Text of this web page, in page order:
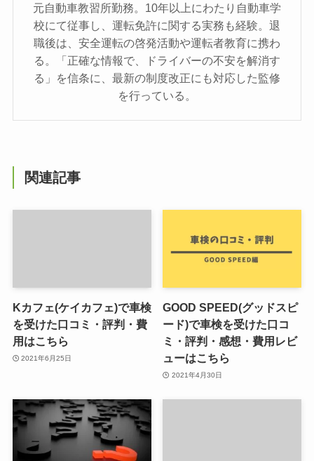
元自動車教習所勤務。10年以上にわたり自動車学
校にて従事し、運転免許に関する実務も経験。退
職後は、安全運転の啓発活動や運転者教育に携わ
る。「正確な情報で、ドライバーの不安を解消す
る」を信条に、最新の制度改正にも対応した監修
を行っている。
関連記事
Kカフェ(ケイカフェ)で車検
を受けた口コミ・評判・費
用はこちら
2021年6月25日
GOOD SPEED(グッドスピ
ード)で車検を受けた口コ
ミ・評判・感想・費用レビ
ューはこちら
2021年4月30日